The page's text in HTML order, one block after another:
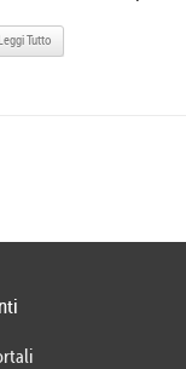
Tutto